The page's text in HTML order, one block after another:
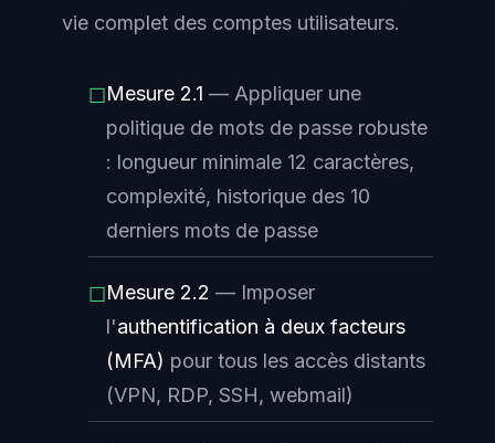
vie complet des comptes utilisateurs.
☐Mesure 2.1 — Appliquer une
politique de mots de passe robuste
: longueur minimale 12 caractères,
complexité, historique des 10
derniers mots de passe
☐Mesure 2.2 — Imposer
l'authentification à deux facteurs
(MFA) pour tous les accès distants
(VPN, RDP, SSH, webmail)